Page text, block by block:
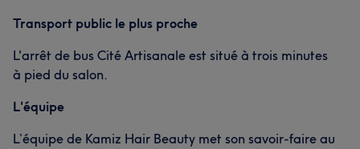
Transport public le plus proche
L'arrêt de bus Cité Artisanale est situé à trois minutes
à pied du salon.
L'équipe
L’équipe de Kamiz Hair Beauty met son savoir-faire au